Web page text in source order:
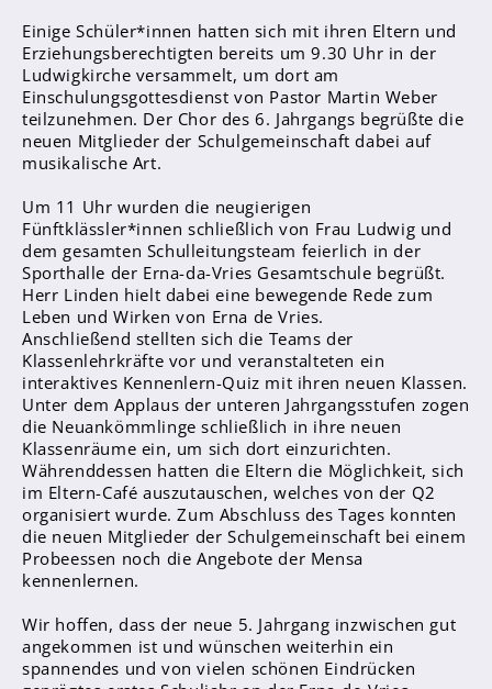
Lehrer*innen Ausbildung
Praktika und Praxissemester
Referendariat
Abschlüsse
Fremdsprachen
Englisch
Spanisch
Niederländisch
MINT
Naturwissenschaften
Informatik
Differenzierung
Inklusion
Fächer
Berufsorientierung
Einige Schüler*innen hatten sich mit ihren Eltern und
Erziehungsberechtigten bereits um 9.30 Uhr in der
Ludwigkirche versammelt, um dort am
Einschulungsgottesdienst von Pastor Martin Weber
teilzunehmen. Der Chor des 6. Jahrgangs begrüßte die
neuen Mitglieder der Schulgemeinschaft dabei auf
musikalische Art.
Um 11 Uhr wurden die neugierigen
Fünftklässler*innen schließlich von Frau Ludwig und
dem gesamten Schulleitungsteam feierlich in der
Sporthalle der Erna-da-Vries Gesamtschule begrüßt.
Herr Linden hielt dabei eine bewegende Rede zum
Leben und Wirken von Erna de Vries.
Anschließend stellten sich die Teams der
Klassenlehrkräfte vor und veranstalteten ein
interaktives Kennenlern-Quiz mit ihren neuen Klassen.
Unter dem Applaus der unteren Jahrgangsstufen zogen
die Neuankömmlinge schließlich in ihre neuen
Klassenräume ein, um sich dort einzurichten.
Währenddessen hatten die Eltern die Möglichkeit, sich
im Eltern-Café auszutauschen, welches von der Q2
organisiert wurde. Zum Abschluss des Tages konnten
die neuen Mitglieder der Schulgemeinschaft bei einem
Probeessen noch die Angebote der Mensa
kennenlernen.
Wir hoffen, dass der neue 5. Jahrgang inzwischen gut
angekommen ist und wünschen weiterhin ein
spannendes und von vielen schönen Eindrücken